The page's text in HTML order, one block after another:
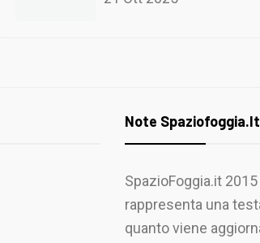
Note Spaziofoggia.it
SpazioFoggia.it
rappresenta una
quanto viene